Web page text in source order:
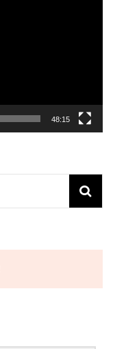
48:15